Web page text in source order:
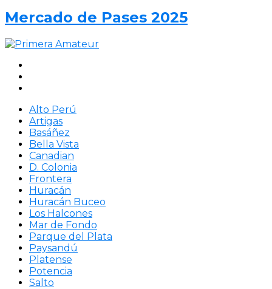
Mercado de Pases 2025
Alto Perú
Artigas
Basáñez
Bella Vista
Canadian
D. Colonia
Frontera
Huracán
Huracán Buceo
Los Halcones
Mar de Fondo
Parque del Plata
Paysandú
Platense
Potencia
Salto